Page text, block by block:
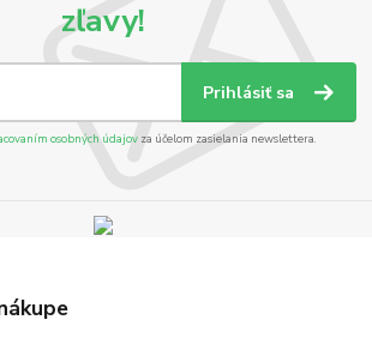
zľavy!
Prihlásiť sa
osobných údajov za účelom zasielania newslettera.